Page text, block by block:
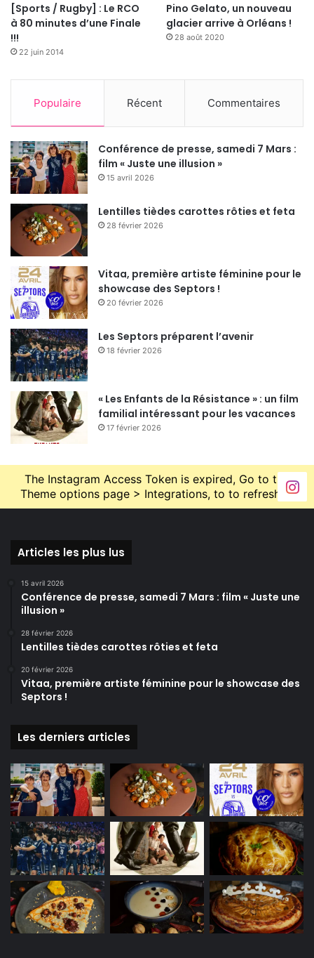
[Sports / Rugby] : Le RCO
à 80 minutes d’une Finale
!!!
22 juin 2014
Pino Gelato, un nouveau
glacier arrive à Orléans !
28 août 2020
Populaire Récent Commentaires
Conférence de presse, samedi 7 Mars :
film « Juste une illusion »
15 avril 2026
Lentilles tièdes carottes rôties et feta
28 février 2026
Vitaa, première artiste féminine pour le
showcase des Septors !
20 février 2026
Les Septors préparent l’avenir
18 février 2026
« Les Enfants de la Résistance » : un film
familial intéressant pour les vacances
17 février 2026
The Instagram Access Token is expired, Go to the
Theme options page > Integrations, to to refresh it.
Articles les plus lus
15 avril 2026
Conférence de presse, samedi 7 Mars : film « Juste une
illusion »
28 février 2026
Lentilles tièdes carottes rôties et feta
20 février 2026
Vitaa, première artiste féminine pour le showcase des
Septors !
Les derniers articles